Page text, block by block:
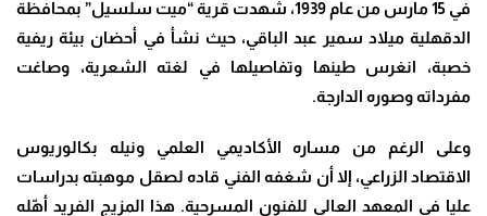
في 15 مارس من عام 1939، شهدت قرية “ميت سلسيل” بمحافظة
الدقهلية ميلاد سمير عبد الباقي، حيث نشأ في أحضان بيئة ريفية
خصبة، انغرس طينها وتفاصيلها في لغته الشعرية، وصاغت
مفرداته وصوره الدارجة.
وعلى الرغم من مساره الأكاديمي العلمي ونيله بكالوريوس
الاقتصاد الزراعي، إلا أن شغفه الفني قاده لصقل موهبته بدراسات
عليا في المعهد العالي للفنون المسرحية. هذا المزيج الفريد أهّله